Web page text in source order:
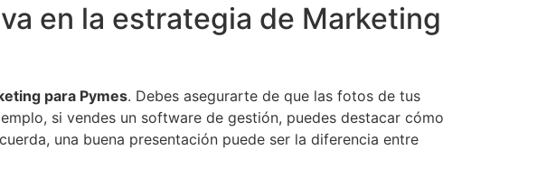
en la estrategia de Marketing
para Pymes. Debes asegurarte de que las fotos de tus
si vendes un software de gestión, puedes destacar cómo
una buena presentación puede ser la diferencia entre